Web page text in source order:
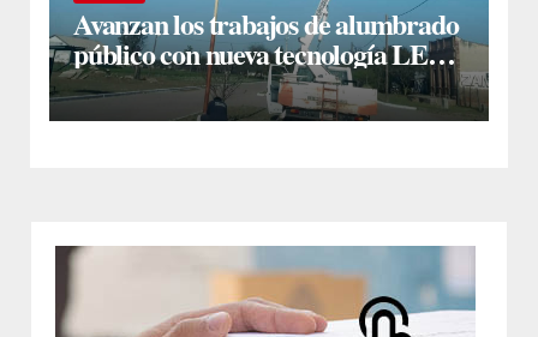
Avanzan los trabajos de alumbrado
público con nueva tecnología LED
en Estación Taboada